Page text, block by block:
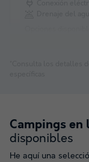
Campings en
disponibles
He aquí una